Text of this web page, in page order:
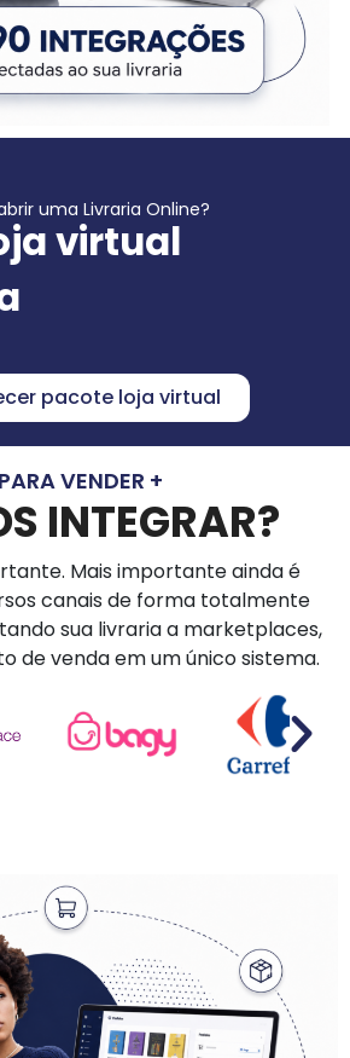
uma Livraria Online?
virtual
pacote loja virtual
PARA VENDER +
INTEGRAR?
Mais importante ainda é
canais de forma totalmente
sua livraria a marketplaces,
de venda em um único sistema.